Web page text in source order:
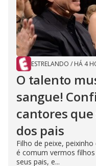
ESTRELANDO / HÁ 4
O talento
sangue!
cantores
dos pais
Filho de peixe,
é comum vermos
seus pais, e...